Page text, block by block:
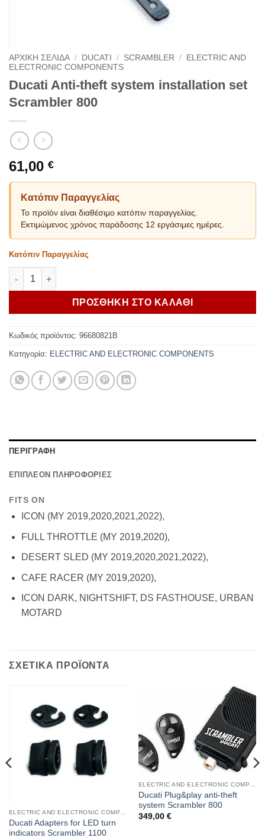
ΑΡΧΙΚΗ ΣΕΛΙΔΑ / DUCATI / SCRAMBLER /
ELECTRIC AND
ELECTRONIC COMPONENTS
Ducati Anti-theft system installation set
Scrambler 800
61,00 €
Κατόπιν Παραγγελίας
Το προϊόν είναι διαθέσιμο κατόπιν παραγγελίας.
Εκτιμώμενος χρόνος παράδοσης 12 εργάσιμες ημέρες.
Κατόπιν Παραγγελίας
Ducati Anti-theft system installation set Scrambler 800
ΠΡΟΣΘΗΚΗ ΣΤΟ ΚΑΛΑΘΙ
Κωδικός προϊόντος: 96680821B
Κατηγορία: ELECTRIC AND ELECTRONIC COMPONENTS
ΠΕΡΙΓΡΑΦΗ
ΕΠΙΠΛΕΟΝ ΠΛΗΡΟΦΟΡΙΕΣ
FITS ON
ICON (MY 2019,2020,2021,2022),
FULL THROTTLE (MY 2019,2020),
DESERT SLED (MY 2019,2020,2021,2022),
CAFE RACER (MY 2019,2020),
ICON DARK, NIGHTSHIFT, DS FASTHOUSE, URBAN
MOTARD
ΣΧΕΤΙΚΑ ΠΡΟΪΟΝΤΑ
Ducati Adapters for LED turn
indicators Scrambler 1100
ELECTRIC AND ELECTRONIC COMPONENTS
Ducati Plug&play anti-theft
system Scrambler 800
349,00 €